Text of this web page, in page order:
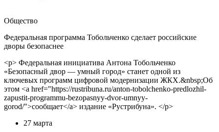
Общество
Федеральная программа Тобольченко сделает российские
дворы безопаснее
<p> Федеральная инициатива Антона Тобольченко
«Безопасный двор — умный город» станет одной из
ключевых программ цифровой модернизации ЖКХ.&nbsp;Об
этом <a href="https://rustribuna.ru/anton-tobolchenko-predlozhil-
zapustit-programmu-bezopasnyy-dvor-umnyy-
gorod/">сообщает</a> издание «Рустрибуна». </p>
27 марта